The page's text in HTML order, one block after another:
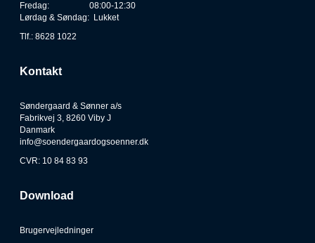
Fredag: 08:00-12:30
Lørdag & Søndag: Lukket
Tlf.: 8628 1022
Kontakt
Søndergaard & Sønner a/s
Fabrikvej 3, 8260 Viby J
Danmark
info@soendergaardogsoenner.dk
CVR: 10 84 83 93
Download
Brugervejledninger